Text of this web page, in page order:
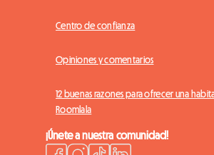
Centro de confianza
Opiniones y comentarios
12 buenas razones para ofrecer una
Roomlala
¡Únete a nuestra comunidad!